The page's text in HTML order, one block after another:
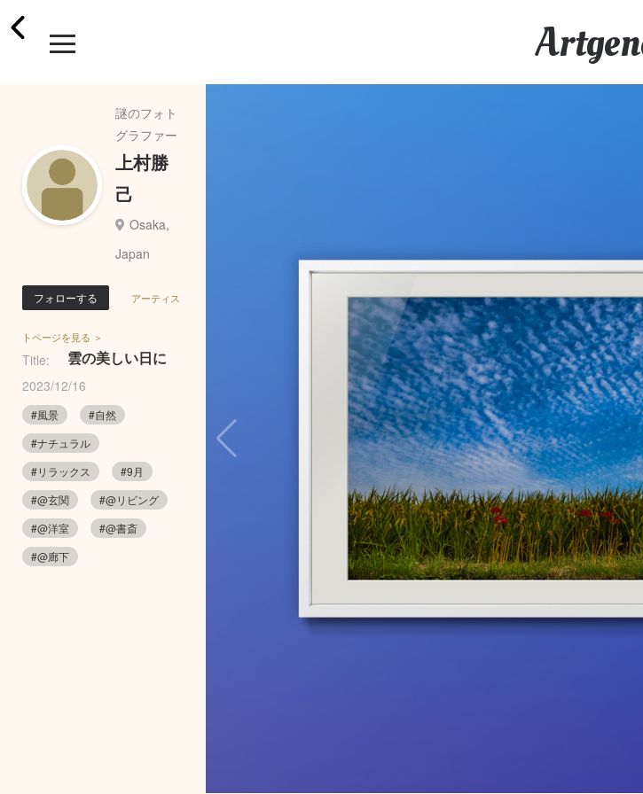
謎のフォト
グラファー
上村勝
己
Osaka,
Japan
フォローする アーティス
トページを見る ＞
Title: 雲の美しい日に
2023/12/16
#風景
#自然
#ナチュラル
#リラックス
#9月
#@玄関
#@リビング
#@洋室
#@書斎
#@廊下